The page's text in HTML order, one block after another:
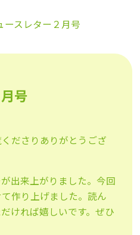
ースレター２月号
号
ださりありがとうござ
出来上がりました。今回
作り上げました。読ん
ければ嬉しいです。ぜひ